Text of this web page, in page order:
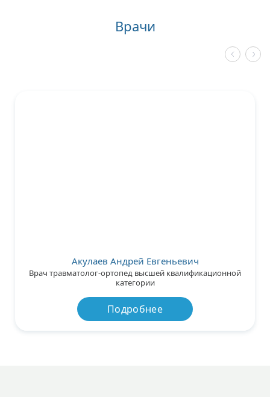
Врачи
Акулаев Андрей Евгеньевич
Врач травматолог-ортопед высшей квалификационной
категории
Подробнее